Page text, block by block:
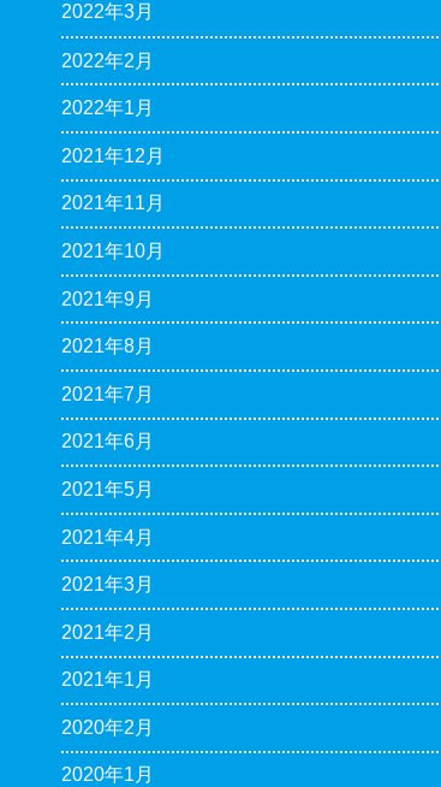
2022年3月
2022年2月
2022年1月
2021年12月
2021年11月
2021年10月
2021年9月
2021年8月
2021年7月
2021年6月
2021年5月
2021年4月
2021年3月
2021年2月
2021年1月
2020年2月
2020年1月